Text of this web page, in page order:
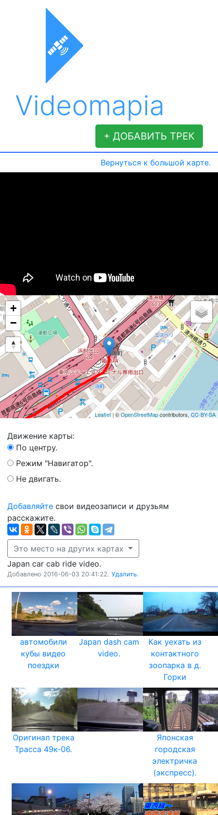
Videomapia
+ ДОБАВИТЬ ТРЕК
Вернуться к большой карте.
+
−
Leaflet| ©OpenStreetMapcontributors, CC-BY-SA
Движение карты:
По центру.
Режим "Навигатор".
Не двигать.
Добавляйте свои видеозаписи и друзьям
расскажите.
Это место на других картах
Japan car cab ride video.
Добавлено 2016-06-03 20:41:22. Удалить.
автомобили
кубы видео
поездки
Japan dash cam
video.
Как уехать из
контактного
зоопарка в д.
Горки
Оригинал трека
Трасса 49к-06.
Японская
городская
электричка
(экспресс).